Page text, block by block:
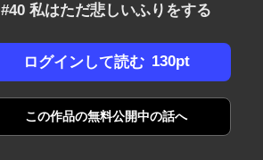
#40 私はただ悲しいふりをする
ログインして読む 130pt
この作品の無料公開中の話へ